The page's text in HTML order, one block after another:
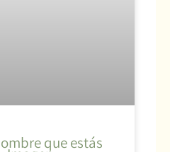
que estás